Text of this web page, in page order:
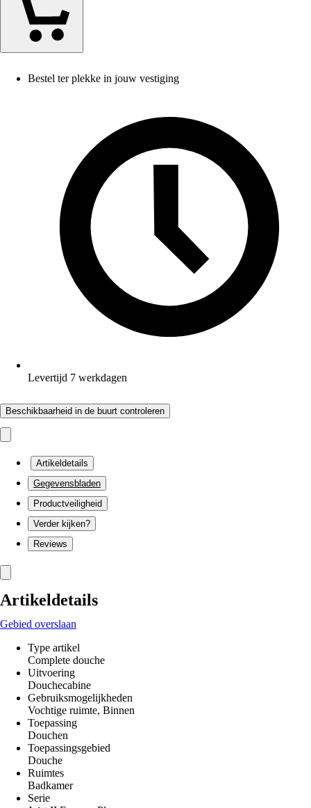
Bestel ter plekke in jouw vestiging
Levertijd 7 werkdagen
Beschikbaarheid in de buurt controleren
Artikeldetails
Gegevensbladen
Productveiligheid
Verder kijken?
Reviews
Artikeldetails
Gebied overslaan
Type artikel
Complete douche
Uitvoering
Douchecabine
Gebruiksmogelijkheden
Vochtige ruimte, Binnen
Toepassing
Douchen
Toepassingsgebied
Douche
Ruimtes
Badkamer
Serie